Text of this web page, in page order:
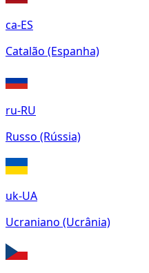
ca-ES
Catalão (Espanha)
ru-RU
Russo (Rússia)
uk-UA
Ucraniano (Ucrânia)